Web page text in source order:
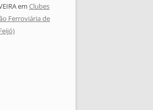
em Clubes
Ferroviária de